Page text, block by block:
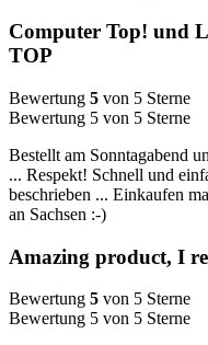
Computer Top! und
TOP
Bewertung 5 von 5 Sterne
Bewertung 5 von 5 Sterne
Bestellt am Sonntagabend
... Respekt! Schnell und
beschrieben ... Einkaufen
an Sachsen :-)
Amazing product, I
Bewertung 5 von 5 Sterne
Bewertung 5 von 5 Sterne